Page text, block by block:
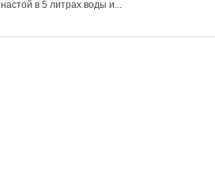
настой в 5 литрах воды и...